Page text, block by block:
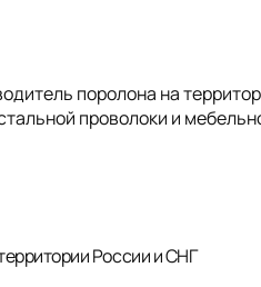
поролона на
проволоки и
России и СНГ